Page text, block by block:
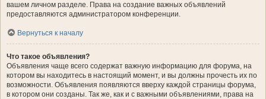
вашем личном разделе. Права на создание важных объявлений
предоставляются администратором конференции.
Вернуться к началу
Что такое объявления?
Объявления чаще всего содержат важную информацию для форума, на
котором вы находитесь в настоящий момент, и вы должны прочесть их по
возможности. Объявления появляются вверху каждой страницы форума,
в котором они созданы. Так же, как и с важными объявлениями, права на